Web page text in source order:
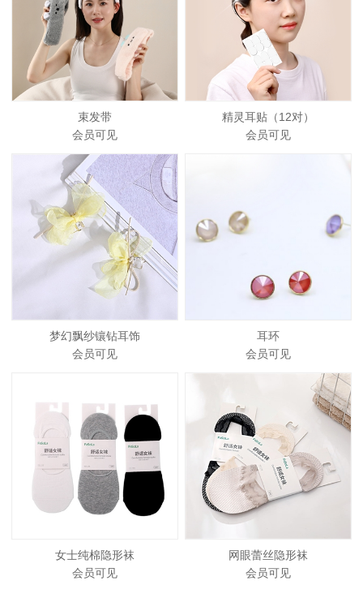
束发带
会员可见
精灵耳贴（12对）
会员可见
梦幻飘纱镶钻耳饰
会员可见
耳环
会员可见
女士纯棉隐形袜
会员可见
网眼蕾丝隐形袜
会员可见